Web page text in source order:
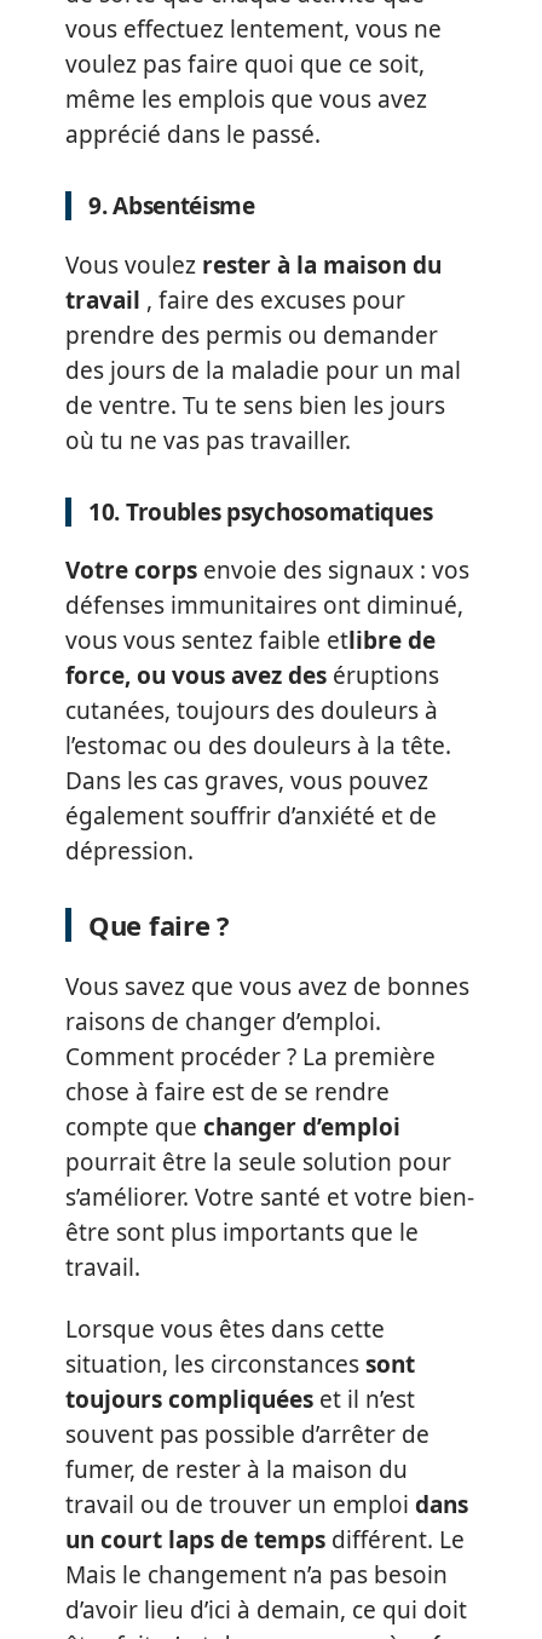
vous effectuez lentement, vous ne
voulez pas faire quoi que ce soit,
même les emplois que vous avez
apprécié dans le passé.
9. Absentéisme
Vous voulez rester à la maison du
travail , faire des excuses pour
prendre des permis ou demander
des jours de la maladie pour un mal
de ventre. Tu te sens bien les jours
où tu ne vas pas travailler.
10. Troubles psychosomatiques
Votre corps envoie des signaux : vos
défenses immunitaires ont diminué,
vous vous sentez faible etlibre de
force, ou vous avez des éruptions
cutanées, toujours des douleurs à
l’estomac ou des douleurs à la tête.
Dans les cas graves, vous pouvez
également souffrir d’anxiété et de
dépression.
Que faire ?
Vous savez que vous avez de bonnes
raisons de changer d’emploi.
Comment procéder ? La première
chose à faire est de se rendre
compte que changer d’emploi
pourrait être la seule solution pour
s’améliorer. Votre santé et votre bien-
être sont plus importants que le
travail.
Lorsque vous êtes dans cette
situation, les circonstancessont
toujours compliquées et il n’est
souvent pas possible d’arrêter de
fumer, de rester à la maison du
travail ou de trouver un emploi dans
un court laps de temps différent. Le
Mais le changement n’a pas besoin
d’avoir lieu d’ici à demain, ce qui doit